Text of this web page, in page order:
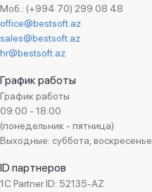
Моб.: (+994 70) 299 08 48
office@bestsoft.az
sales@bestsoft.az
hr@bestsoft.az
График работы
График работы
09:00 - 18:00
(понедельник - пятница)
Выходные: суббота, воскресенье
ID партнеров
1C Partner ID: 52135-AZ